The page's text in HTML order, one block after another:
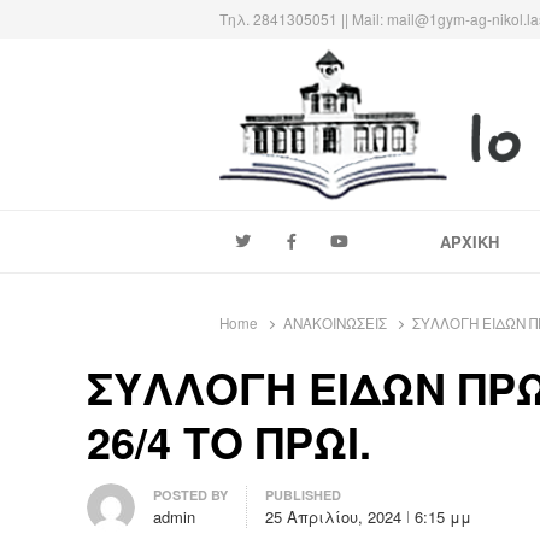
Τηλ. 2841305051 || Mail: mail@1gym-ag-
ΑΡΧΙΚΗ
Home ΑΝΑΚΟΙΝΩΣΕΙΣ ΣΥΛΛΟΓΗ ΕΙΔΩΝ
ΣΥΛΛΟΓΗ ΕΙΔΩΝ
26/4 ΤΟ ΠΡΩΙ.
Author
POSTED BY
admin
PUBLISHED
25 Απριλίου, 2024 6:15 μμ